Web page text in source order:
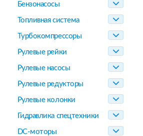
Бензонасосы
Топливная система
Турбокомпрессоры
Рулевые рейки
Рулевые насосы
Рулевые редукторы
Рулевые колонки
Гидравлика спецтехники
DC-моторы